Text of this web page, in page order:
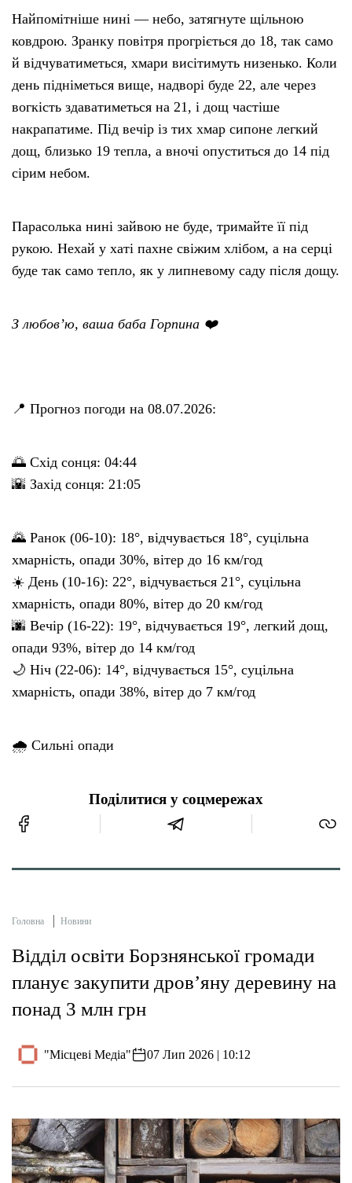
Найпомітніше нині — небо, затягнуте щільною
ковдрою. Зранку повітря прогріється до 18, так само
й відчуватиметься, хмари висітимуть низенько. Коли
день підніметься вище, надворі буде 22, але через
вогкість здаватиметься на 21, і дощ частіше
накрапатиме. Під вечір із тих хмар сипоне легкий
дощ, близько 19 тепла, а вночі опуститься до 14 під
сірим небом.
Парасолька нині зайвою не буде, тримайте її під
рукою. Нехай у хаті пахне свіжим хлібом, а на серці
буде так само тепло, як у липневому саду після дощу.
З любов’ю, ваша баба Горпина ❤️
📍 Прогноз погоди на 08.07.2026:
🌅 Схід сонця: 04:44
🌇 Захід сонця: 21:05
🌄 Ранок (06-10): 18°, відчувається 18°, суцільна
хмарність, опади 30%, вітер до 16 км/год
☀️ День (10-16): 22°, відчувається 21°, суцільна
хмарність, опади 80%, вітер до 20 км/год
🌆 Вечір (16-22): 19°, відчувається 19°, легкий дощ,
опади 93%, вітер до 14 км/год
🌙 Ніч (22-06): 14°, відчувається 15°, суцільна
хмарність, опади 38%, вітер до 7 км/год
🌧 Сильні опади
Поділитися у соцмережах
Головна Новини
Відділ освіти Борзнянської громади
планує закупити дров’яну деревину на
понад 3 млн грн
"Місцеві Медіа" 07 Лип 2026 | 10:12